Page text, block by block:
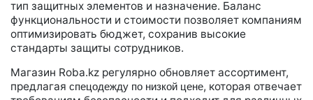
тип защитных элементов и назначение. Баланс
функциональности и стоимости позволяет компаниям
оптимизировать бюджет, сохранив высокие
стандарты защиты сотрудников.
Магазин Roba.kz регулярно обновляет ассортимент,
предлагая спецодежду по низкой цене, которая отвечает